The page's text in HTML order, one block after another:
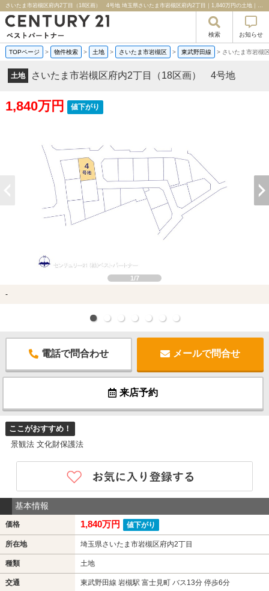
さいたま市岩槻区府内2丁目（18区画） 4号地 埼玉県さいたま市岩槻区府内2丁目｜1,840万円の土地｜売地や分譲地情報｜センチュリー２１ベストパートナー
検索 お知らせ
TOPページ > 物件検索 > 土地 > さいたま市岩槻区 > 東武野田線 > さいたま市岩槻
土地 さいたま市岩槻区府内2丁目（18区画） 4号地
1,840万円 値下がり
1/7
-
電話で問合わせ メールで問合せ
来店予約
ここがおすすめ！
景観法 文化財保護法
基本情報
価格 1,840万円 値下がり
所在地 埼玉県さいたま市岩槻区府内2丁目
種類 土地
交通 東武野田線 岩槻駅 富士見町 バス13分 停歩6分